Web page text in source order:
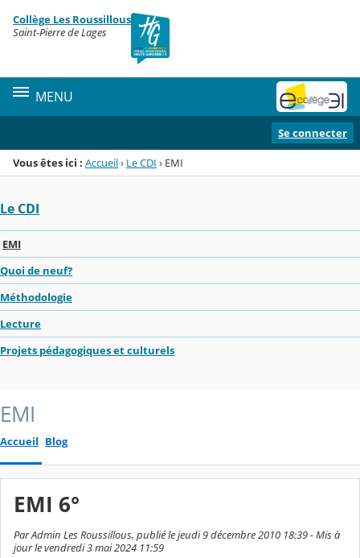
Menu de la rubrique
Contenu
Collège Les Roussillous
Saint-Pierre de Lages
MENU
Se connecter
Vous êtes ici : Accueil› Le CDI › EMI
Le CDI
EMI
Quoi de neuf?
Méthodologie
Lecture
Projets pédagogiques et culturels
EMI
Accueil Blog
EMI 6°
Par Admin Les Roussillous, publié le jeudi 9 décembre 2010 18:39 - Mis à
jour le vendredi 3 mai 2024 11:59